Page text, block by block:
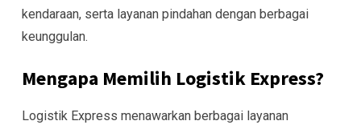
kendaraan, serta layanan pindahan dengan berbagai
keunggulan.
Mengapa Memilih Logistik Express?
Logistik Express menawarkan berbagai layanan